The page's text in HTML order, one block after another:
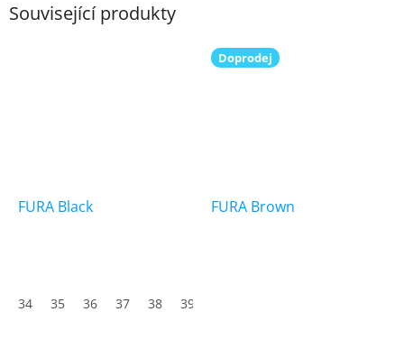
Související produkty
FURA Black
34 35 36 37 38 39
Doprodej
FURA Brown